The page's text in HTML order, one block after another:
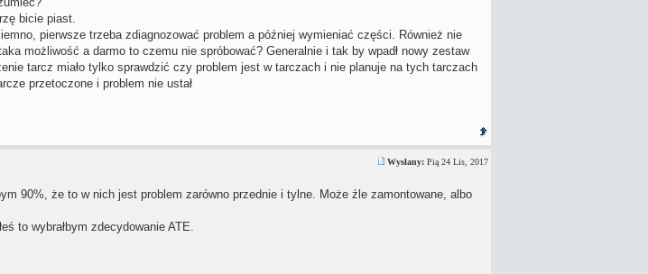
bicie piast.
pierwsze trzeba zdiagnozować problem a później wymieniać części. Również nie
możliwość a darmo to czemu nie spróbować? Generalnie i tak by wpadł nowy zestaw
tarcz miało tylko sprawdzić czy problem jest w tarczach i nie planuje na tych tarczach
przetoczone i problem nie ustał
Wysłany:Pią 24 Lis, 2017
90%, że to w nich jest problem zarówno przednie i tylne. Może źle zamontowane, albo
to wybrałbym zdecydowanie ATE.